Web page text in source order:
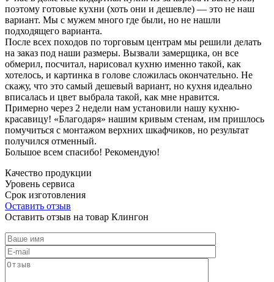
поэтому готовые кухни (хоть они и дешевле) — это не наш
вариант. Мы с мужем много где были, но не нашли
подходящего варианта.
После всех походов по торговым центрам мы решили делать
на заказ под наши размеры. Вызвали замерщика, он все
обмерил, посчитал, нарисовал кухню именно такой, как
хотелось, и картинка в голове сложилась окончательно. Не
скажу, что это самый дешевый вариант, но кухня идеально
вписалась и цвет выбрала такой, как мне нравится.
Примерно через 2 недели нам установили нашу кухню-
красавицу! «Благодаря» нашим кривым стенам, им пришлось
помучиться с монтажом верхних шкафчиков, но результат
получился отменный.
Большое всем спасибо! Рекомендую!
Качество продукции
Уровень сервиса
Срок изготовления
Оставить отзыв
Оставить отзыв на товар Клингон